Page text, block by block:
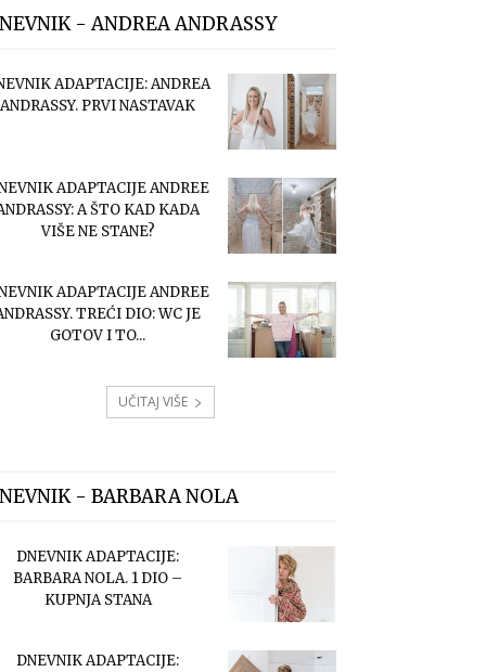
- ANDREA ANDRASSY
ADAPTACIJE: ANDREA
ANDRASSY. PRVI NASTAVAK
ADAPTACIJE ANDREE
A ŠTO KAD KADA
VIŠE NE STANE?
ADAPTACIJE ANDREE
TREĆI DIO: WC JE
GOTOV I TO...
UČITAJ VIŠE
- BARBARA NOLA
DNEVNIK ADAPTACIJE:
BARBARA NOLA. 1 DIO –
KUPNJA STANA
DNEVNIK ADAPTACIJE: